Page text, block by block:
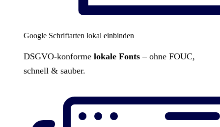
Google Schriftarten lokal einbinden
DSGVO-konforme lokale Fonts – ohne FOUC,
schnell & sauber.